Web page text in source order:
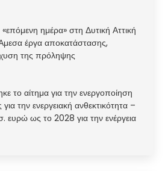
ημέρα» στη Δυτική Αττική
Άμεσα έργα αποκατάστασης,
της πρόληψης
αίτημα για την ενεργοποίηση
την ενεργειακή ανθεκτικότητα –
ευρώ ως το 2028 για την ενέργεια